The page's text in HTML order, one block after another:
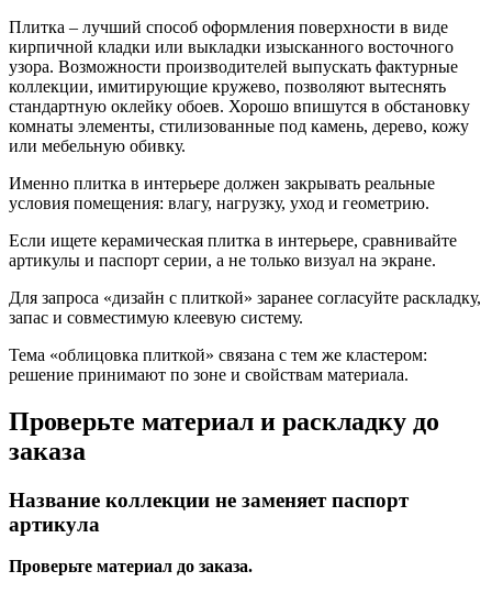
Плитка – лучший способ оформления поверхности в виде
кирпичной кладки или выкладки изысканного восточного
узора. Возможности производителей выпускать фактурные
коллекции, имитирующие кружево, позволяют вытеснять
стандартную оклейку обоев. Хорошо впишутся в обстановку
комнаты элементы, стилизованные под камень, дерево, кожу
или мебельную обивку.
Именно плитка в интерьере должен закрывать реальные
условия помещения: влагу, нагрузку, уход и геометрию.
Если ищете керамическая плитка в интерьере, сравнивайте
артикулы и паспорт серии, а не только визуал на экране.
Для запроса «дизайн с плиткой» заранее согласуйте раскладку,
запас и совместимую клеевую систему.
Тема «облицовка плиткой» связана с тем же кластером:
решение принимают по зоне и свойствам материала.
Проверьте материал и раскладку до
заказа
Название коллекции не заменяет паспорт
артикула
Проверьте материал до заказа.